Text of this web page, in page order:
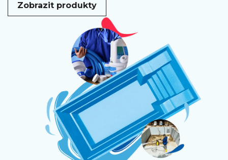
Zobrazit produkty